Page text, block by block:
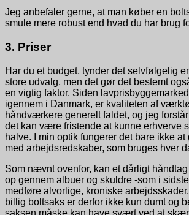
Jeg anbefaler gerne, at man køber en
smule mere robust end hvad du har brug
3. Priser
Har du et budget, tynder det selvfølgelig
store udvalg, men det gør det bestemt
en vigtig faktor. Siden
igennem i Danmark, er kvaliteten af
håndværkere generelt faldet, og jeg
det kan være fristende at kunne erhverve
halve. I min optik fungerer det bare ikke
med arbejdsredskaber, som bruges hver
Som nævnt ovenfor, kan et dårligt
op gennem albuer og skuldre -som i
medføre alvorlige, kroniske
billig boltsaks er derfor ikke kun dumt og
saksen måske kan have svært ved at